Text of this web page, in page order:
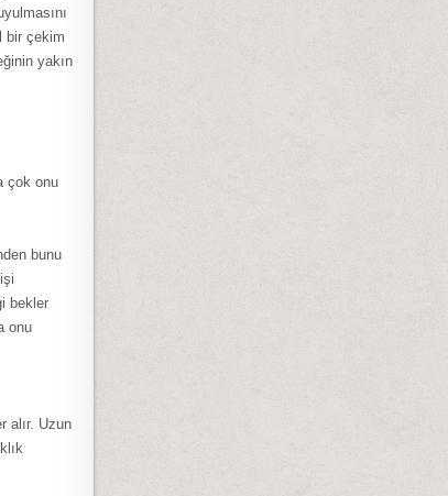
bir çekim
yakın
çok onu
bunu
bekler
onu
alır. Uzun